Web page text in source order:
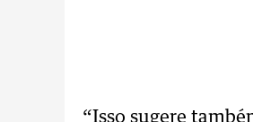
“Isso sugere